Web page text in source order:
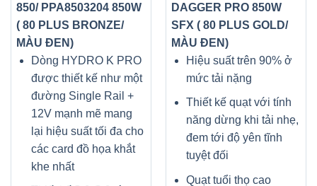
850/ PPA8503204 850W
( 80 PLUS BRONZE/
MÀU ĐEN)
Dòng HYDRO K PRO
được thiết kế như một
đường Single Rail +
12V mạnh mẽ mang
lại hiệu suất tối đa cho
các card đồ họa khắt
khe nhất
DAGGER PRO 850W
SFX ( 80 PLUS GOLD/
MÀU ĐEN)
Hiệu suất trên 90% ở
mức tải nặng
Thiết kế quạt với tính
năng dừng khi tải nhẹ,
đem tới độ yên tĩnh
tuyệt đối
Quạt tuổi thọ cao